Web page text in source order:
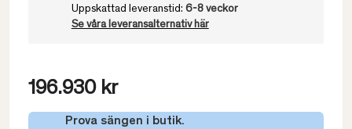
Uppskattad leveranstid: 6-8 veckor
Se våra leveransalternativ här
196.930 kr
Prova sängen i butik.